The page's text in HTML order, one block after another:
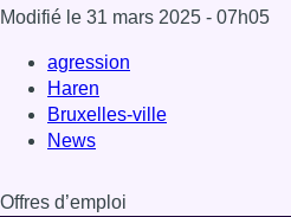
Modifié le 31 mars 2025 - 07h05
agression
Haren
Bruxelles-ville
News
Offres d’emploi